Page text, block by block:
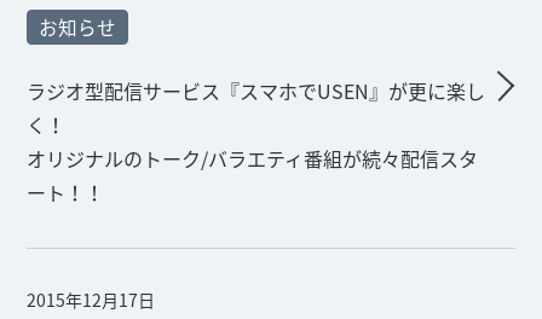
お知らせ
ラジオ型配信サービス『スマホでUSEN』が更に楽し
く！
オリジナルのトーク/バラエティ番組が続々配信スタ
ート！！
2015年12月17日